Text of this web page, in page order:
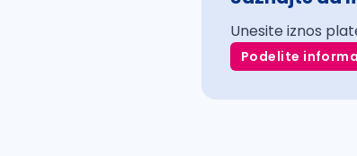
Unesite iznos
Podelite